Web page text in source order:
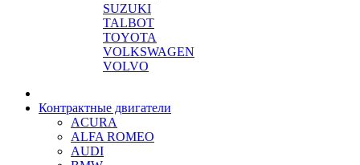
SUZUKI
TALBOT
TOYOTA
VOLKSWAGEN
VOLVO
Контрактные двигатели
ACURA
ALFA ROMEO
AUDI